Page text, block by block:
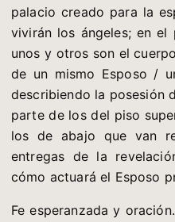
palacio creado para la
vivirán los ángeles; en
unos y otros son el
de un mismo Esposo /
describiendo la posesión
parte de los del piso
los de abajo que van
entregas de la
cómo actuará el Esposo
Fe esperanzada y